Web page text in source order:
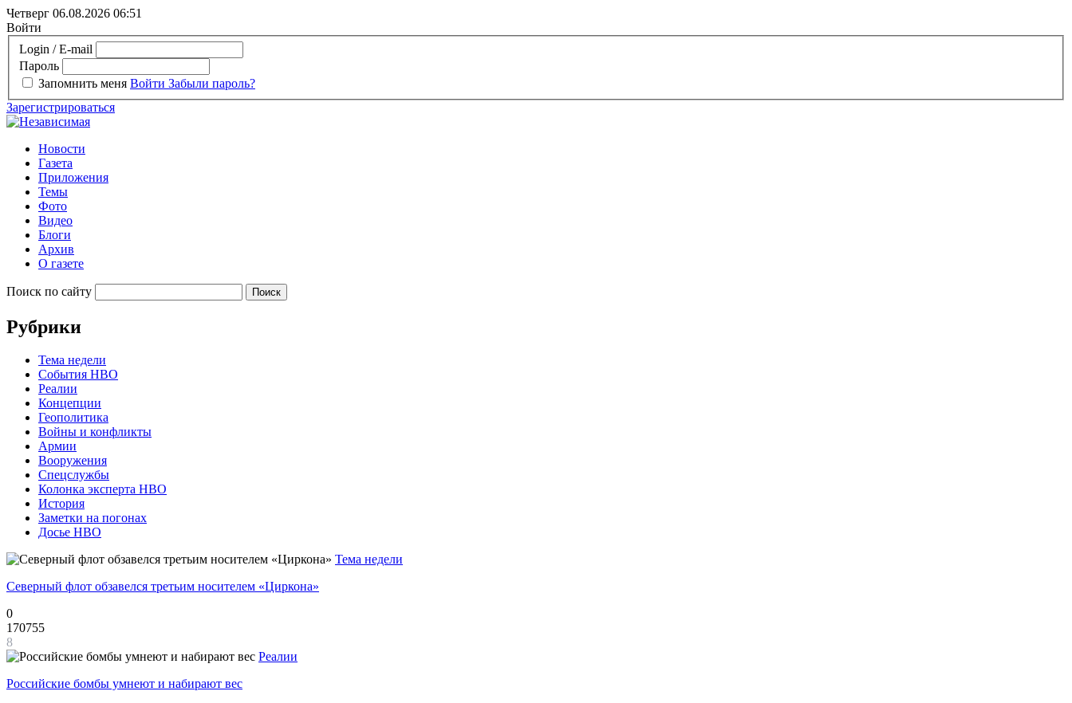
Четверг 06.08.2026 06:51
Войти
Login / E-mail
Пароль
Запомнить меня Войти Забыли пароль?
Зарегистрироваться
Новости
Газета
Приложения
Темы
Фото
Видео
Блоги
Архив
О газете
Поиск по сайту
Рубрики
Тема недели
События НВО
Реалии
Концепции
Геополитика
Войны и конфликты
Армии
Вооружения
Спецслужбы
Колонка эксперта НВО
История
Заметки на погонах
Досье НВО
Тема недели
Северный флот обзавелся третьим носителем «Циркона»
0
170755
8
Реалии
Российские бомбы умнеют и набирают вес